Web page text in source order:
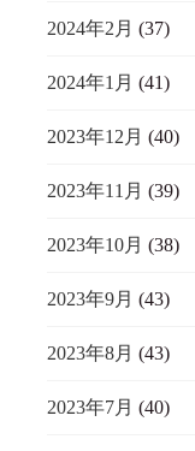
2024年2月 (37)
2024年1月 (41)
2023年12月 (40)
2023年11月 (39)
2023年10月 (38)
2023年9月 (43)
2023年8月 (43)
2023年7月 (40)